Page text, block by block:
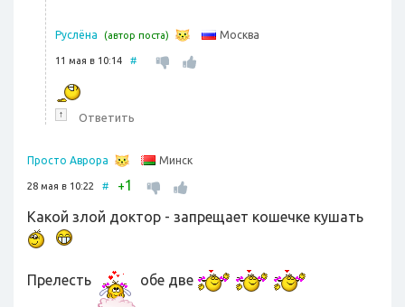
Руслёна (автор поста) Москва
11 мая в 10:14 #
↑ Ответить
Просто Аврора Минск
28 мая в 10:22 # +1
Какой злой доктор - запрещает кошечке кушать
Прелесть обе две